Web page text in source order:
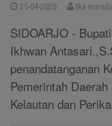
25-04-2025 Ika marsila
SIDOARJO -
Ikhwan
penandatanganan
Pemerintah
Kelautan dan